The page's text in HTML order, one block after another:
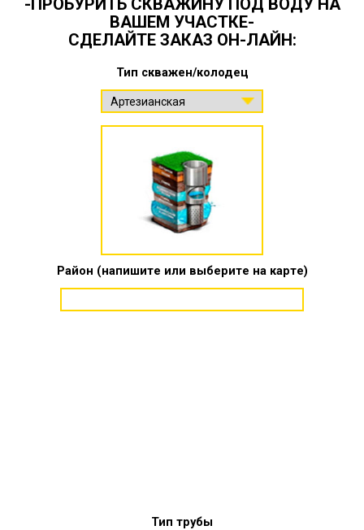
ВАШЕМ УЧАСТКЕ-
СДЕЛАЙТЕ ЗАКАЗ ОН-ЛАЙН:
Тип скважен/колодец
Район (напишите или выберите на карте)
Тип трубы